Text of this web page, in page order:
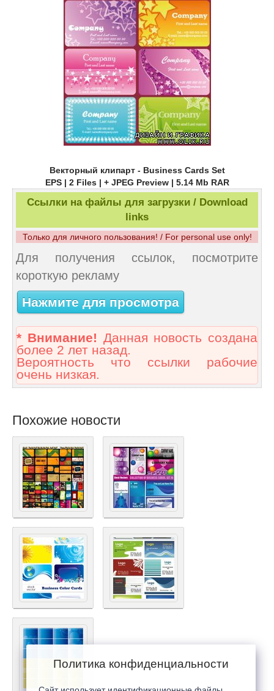
Векторный клипарт - Business Cards Set
EPS | 2 Files | + JPEG Preview | 5.14 Mb RAR
Ссылки на файлы для загрузки / Download
links
Только для личного пользования! / For personal use only!
Для получения ссылок, посмотрите
короткую рекламу
Нажмите для просмотра
* Внимание! Данная новость создана
более 2 лет назад.
Вероятность что ссылки рабочие
очень низкая.
Похожие новости
Политика конфиденциальности